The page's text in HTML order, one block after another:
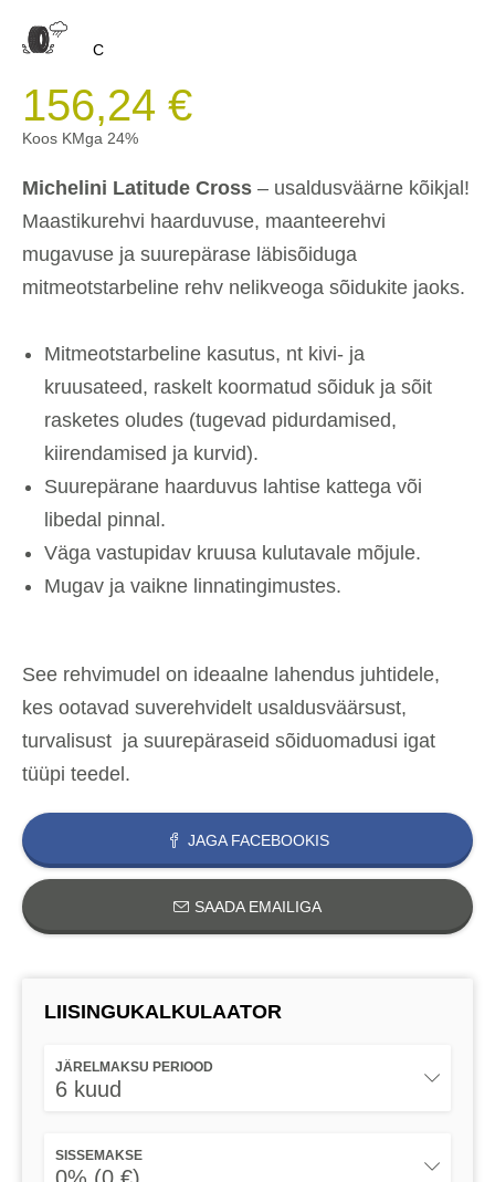
C
156,24 €
Koos KMga 24%
Michelini Latitude Cross – usaldusväärne kõikjal!
Maastikurehvi haarduvuse, maanteerehvi
mugavuse ja suurepärase läbisõiduga
mitmeotstarbeline rehv nelikveoga sõidukite jaoks.
Mitmeotstarbeline kasutus, nt kivi- ja
kruusateed, raskelt koormatud sõiduk ja sõit
rasketes oludes (tugevad pidurdamised,
kiirendamised ja kurvid).
Suurepärane haarduvus lahtise kattega või
libedal pinnal.
Väga vastupidav kruusa kulutavale mõjule.
Mugav ja vaikne linnatingimustes.
See rehvimudel on ideaalne lahendus juhtidele,
kes ootavad suverehvidelt usaldusväärsust,
turvalisust ja suurepäraseid sõiduomadusi igat
tüüpi teedel.
JAGA FACEBOOKIS
SAADA EMAILIGA
LIISINGUKALKULAATOR
JÄRELMAKSU PERIOOD
6 kuud
SISSEMAKSE